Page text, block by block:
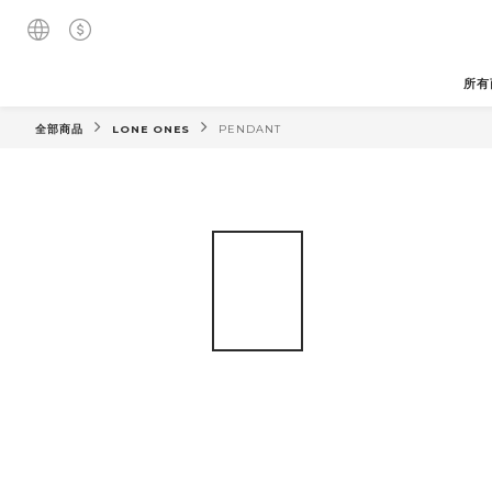
所
全部商品 LONE ONES PENDANT